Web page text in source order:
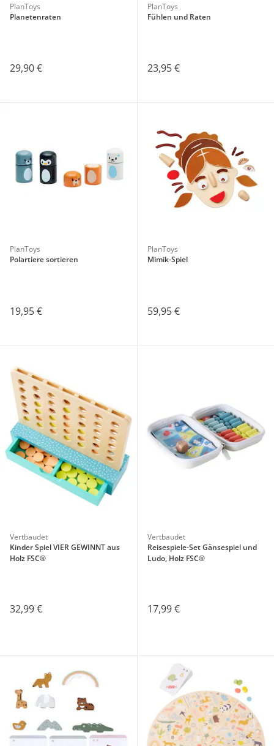
PlanToys
Planetenraten
29,90 €
PlanToys
Fühlen und Raten
23,95 €
PlanToys
Polartiere sortieren
19,95 €
PlanToys
Mimik-Spiel
59,95 €
Vertbaudet
Kinder Spiel VIER GEWINNT aus
Holz FSC®
32,99 €
Vertbaudet
Reisespiele-Set Gänsespiel und
Ludo, Holz FSC®
17,99 €